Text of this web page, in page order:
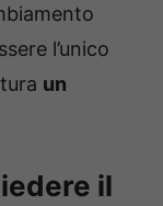
l’unico
un
il